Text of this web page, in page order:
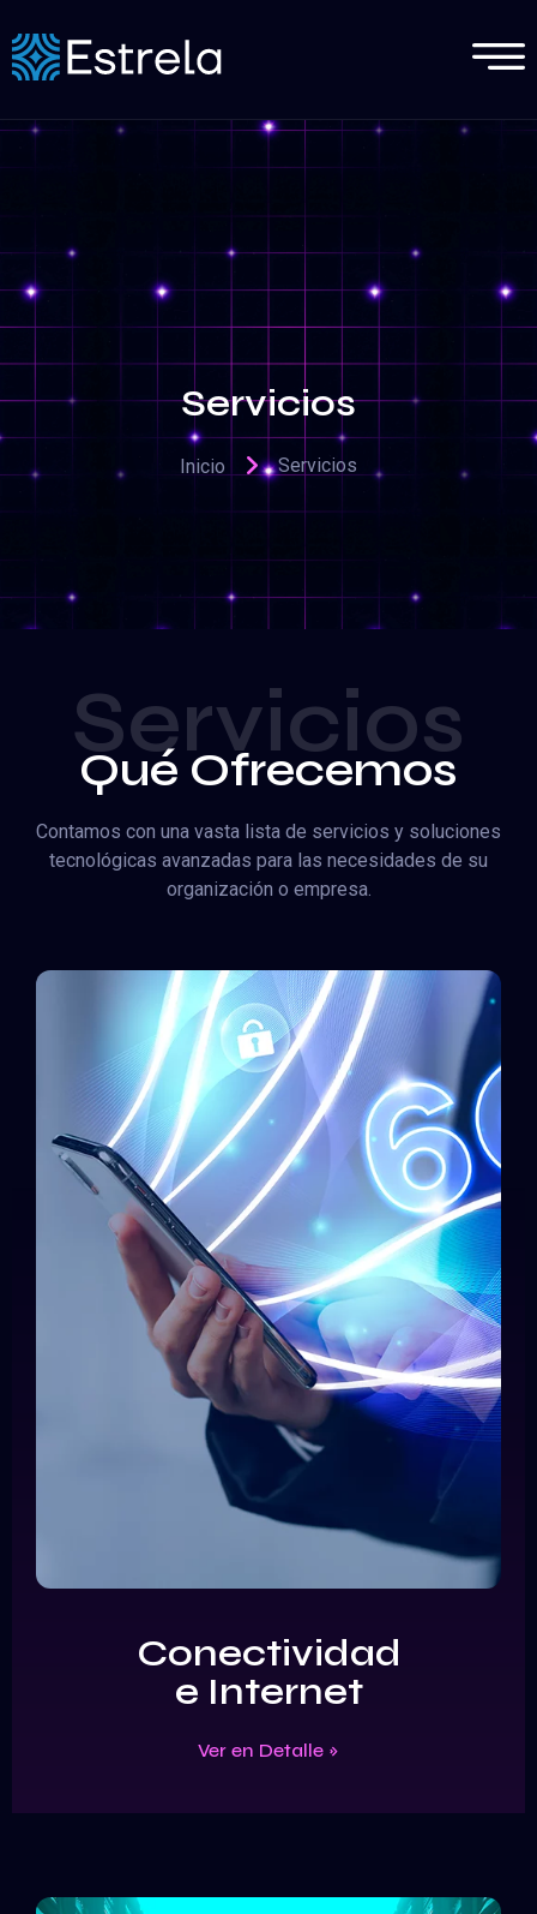
Servicios
Inicio Servicios
Servicios
Qué Ofrecemos
Contamos con una vasta lista de servicios y soluciones
tecnológicas avanzadas para las necesidades de su
organización o empresa.
Conectividad
e Internet
Ver en Detalle »